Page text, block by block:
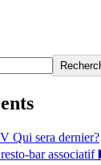
Qui sera dernier?
bar